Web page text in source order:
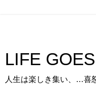
LIFE
人生は楽しき集い、…喜